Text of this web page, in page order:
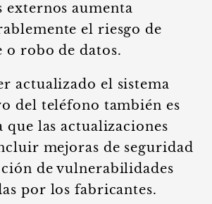
externos aumenta
el riesgo de
o robo de datos.
actualizado el sistema
del teléfono también es
que las actualizaciones
mejoras de seguridad
de vulnerabilidades
por los fabricantes.